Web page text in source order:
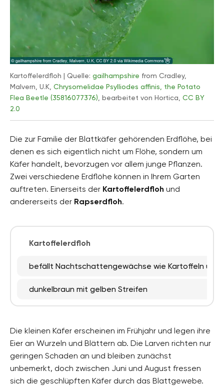
Kartoffelerdfloh | Quelle: gailhampshire from Cradley,
Malvern, U.K, Chrysomelidae Psylliodes affinis, the Potato
Flea Beetle (35816077376) , bearbeitet von Hortica, CC BY
2.0
Die zur Familie der Blattkäfer gehörenden Erdflöhe, bei
denen es sich eigentlich nicht um Flöhe, sondern um
Käfer handelt, bevorzugen vor allem junge Pflanzen.
Zwei verschiedene Erdflöhe können in Ihrem Garten
auftreten. Einerseits der Kartoffelerdfloh und
andererseits der Rapserdfloh.
Kartoffelerdfloh
befällt Nachtschattengewächse wie Kartoffeln und
dunkelbraun mit gelben Streifen
Die kleinen Käfer erscheinen im Frühjahr und legen ihre
Eier an Wurzeln und Blättern ab. Die Larven richten nur
geringen Schaden an und bleiben zunächst
unbemerkt, doch zwischen Juni und August fressen
sich die geschlüpften Käfer durch das Blattgewebe.